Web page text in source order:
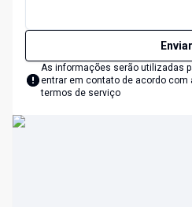
Enviar
As informações serão utilizadas
entrar em contato de acordo com
termos de serviço